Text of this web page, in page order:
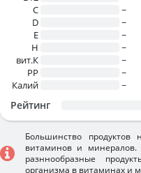
C
~
D
~
E
~
H
~
вит.К
~
PP
~
Калий
~
Рейтинг
Большинство
витаминов и
разннообразные
организма в витаминах и